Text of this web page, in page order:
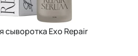
сыворотка Exo Repair